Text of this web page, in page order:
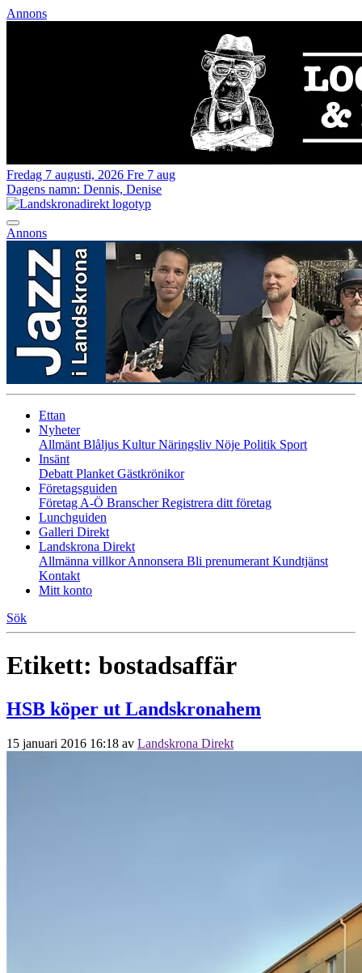
Annons
Fredag 7 augusti, 2026 Fre 7 aug
Dagens namn: Dennis, Denise
Annons
Ettan
Nyheter
Allmänt Blåljus KulturNäringsliv Nöje Politik Sport
Insänt
Debatt Planket Gästkrönikor
Företagsguiden
Företag A-Ö BranscherRegistrera ditt företag
Lunchguiden
Galleri Direkt
Landskrona Direkt
Allmänna villkorAnnonsera Bli prenumerant Kundtjänst
Kontakt
Mitt konto
Sök
Etikett: bostadsaffär
HSB köper ut Landskronahem
15 januari 2016 16:18 av Landskrona Direkt